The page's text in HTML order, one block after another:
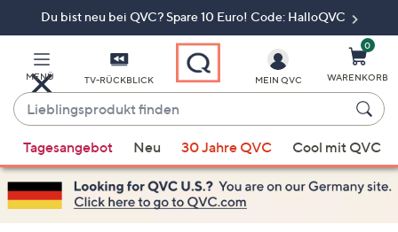
Du bist neu bei QVC? Spare 10 Euro! Code: HalloQVC
MENÜ TV-RÜCKBLICK
Lieblingsprodukt
finden
Vorschläge
verfügbar
sind,
verwenden
MEIN QVC
0
WARENKORB
Tagesangebot Neu 30 Jahre QVC Cool mit QVC